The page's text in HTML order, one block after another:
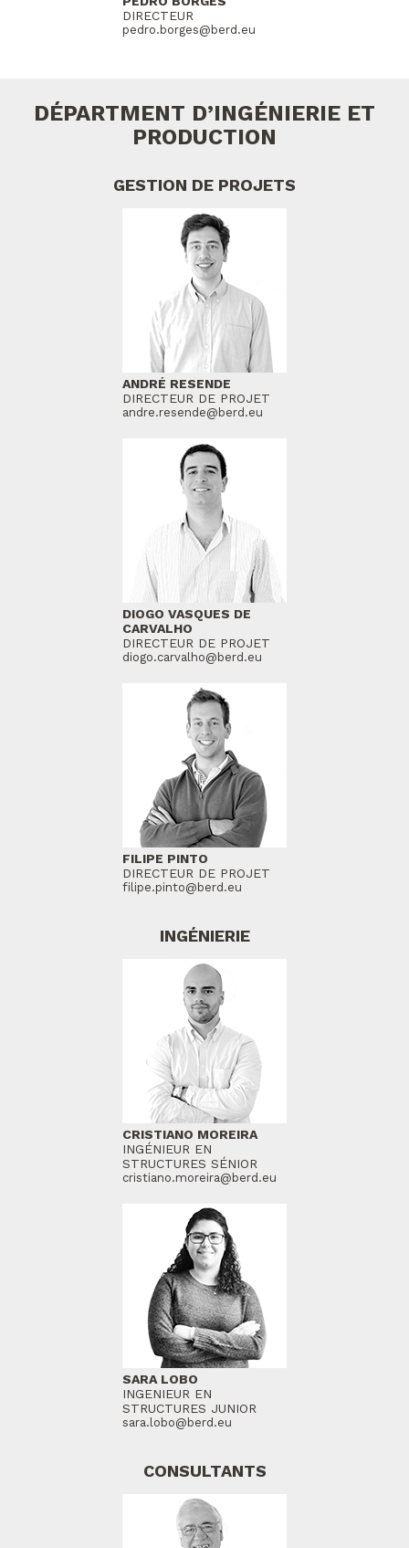
DIRECTEUR
pedro.borges@berd.eu
DÉPARTMENT D’INGÉNIERIE ET
PRODUCTION
GESTION DE PROJETS
ANDRÉ RESENDE
DIRECTEUR DE PROJET
andre.resende@berd.eu
DIOGO VASQUES DE
CARVALHO
DIRECTEUR DE PROJET
diogo.carvalho@berd.eu
FILIPE PINTO
DIRECTEUR DE PROJET
filipe.pinto@berd.eu
INGÉNIERIE
CRISTIANO MOREIRA
INGÉNIEUR EN
STRUCTURES SÉNIOR
cristiano.moreira@berd.eu
SARA LOBO
INGENIEUR EN
STRUCTURES JUNIOR
sara.lobo@berd.eu
CONSULTANTS